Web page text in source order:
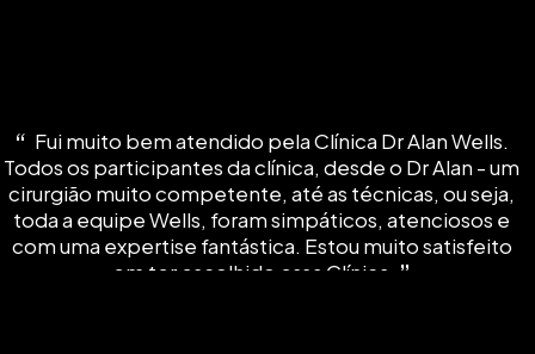
Fui muito bem atendido pela Clínica Dr Alan Wells.
Todos os participantes da clínica, desde o Dr Alan - um
cirurgião muito competente, até as técnicas, ou seja,
toda a equipe Wells, foram simpáticos, atenciosos e
com uma expertise fantástica. Estou muito satisfeito
em ter escolhido essa Clínica.